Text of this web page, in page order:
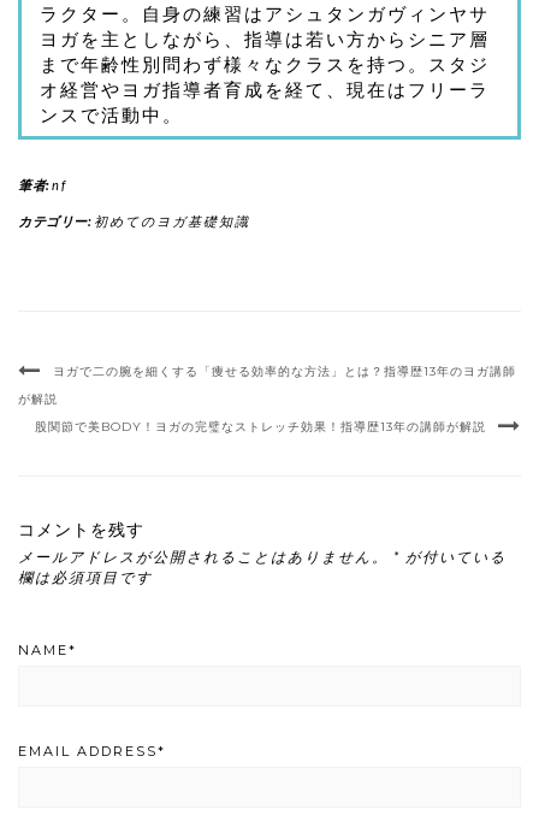
ラクター。自身の練習はアシュタンガヴィンヤサ
ヨガを主としながら、指導は若い方からシニア層
まで年齢性別問わず様々なクラスを持つ。スタジ
オ経営やヨガ指導者育成を経て、現在はフリーラ
ンスで活動中。
筆者:nf
カテゴリー: 初めてのヨガ基礎知識
ヨガで二の腕を細くする「痩せる効率的な方法」とは？指導歴13年のヨガ講師
が解説
股関節で美BODY！ヨガの完璧なストレッチ効果！指導歴13年の講師が解説
コメントを残す
メールアドレスが公開されることはありません。 * が付いている
欄は必須項目です
NAME*
EMAIL ADDRESS*